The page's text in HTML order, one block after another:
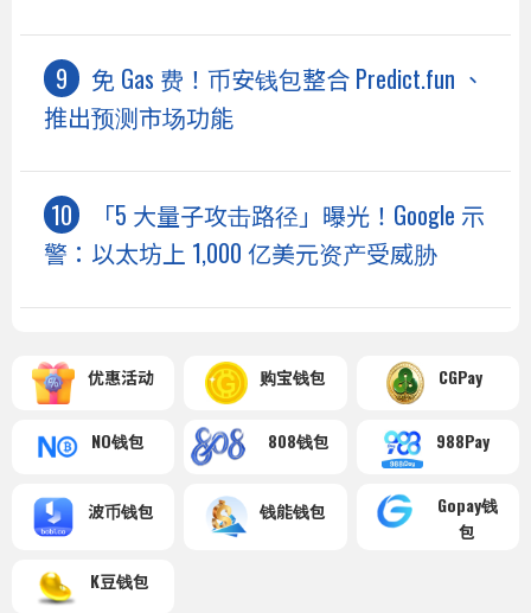
免 Gas 费！币安钱包整合 Predict.fun 、
推出预测市场功能
「5 大量子攻击路径」曝光！Google 示
警：以太坊上 1,000 亿美元资产受威胁
优惠活动 购宝钱包 CGPay
NO钱包 808钱包 988Pay
波币钱包 钱能钱包
Gopay钱
包
K豆钱包